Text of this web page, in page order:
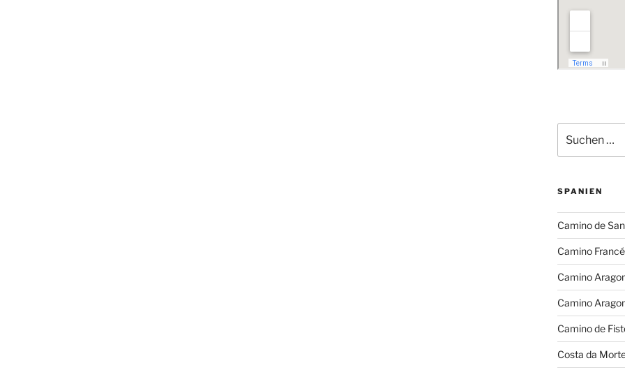
nach:
SPANIEN
Camino de
Camino
Camino
Camino
Camino de
Costa da